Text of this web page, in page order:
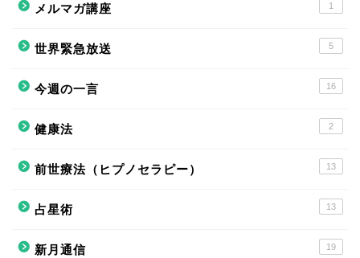
メルマガ講座 1
世界緊急放送 5
今週の一言 16
健康法 2
前世療法（ヒプノセラピー） 13
占星術 13
新月通信 19